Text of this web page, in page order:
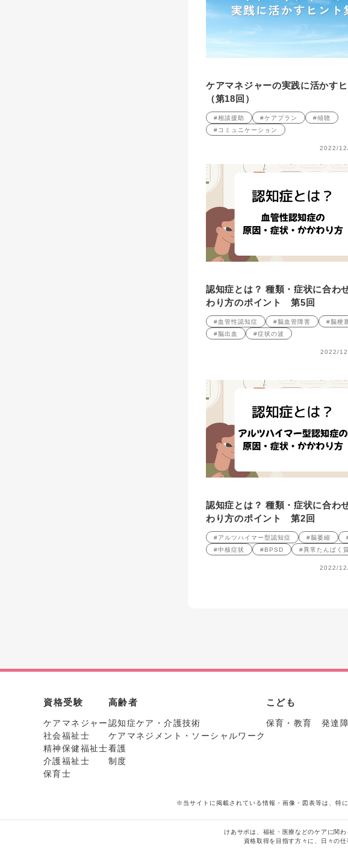
ケアマネジャーの実践に活かす
（第18回）
#相談援助 #ケアプラン
#傾聴
#コミュニケーション
2022/
認知症とは？ 種類・症状に合わ
わり方のポイント 第5回
#血管性認知症 #脳血管障害
#脳梗
#脳出血
#症状の波
2022/
認知症とは？ 種類・症状に合わ
わり方のポイント 第2回
#アルツハイマー型認知症 #脳萎縮
#中核症状
#BPSD #異常たんぱく
2022/
資格受験
ケアマネジャー
社会福祉士
精神保健福祉士
介護福祉士
保育士
高齢者
認知症ケア・介護技術
ケアマネジメント・ソーシャルワーク
看護
制度
こども
保育・教育 発達
※当サイトに掲載されている情報・画像・図表等は、特
けあサポは、福祉・医療などのケアに関
資格取得を目指す方々に、日々の